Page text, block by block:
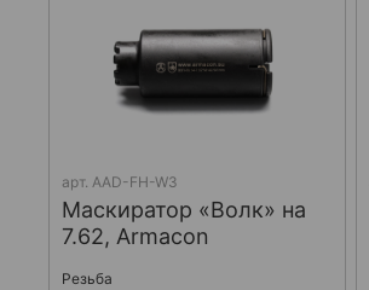
арт. AAD-FH-W3
Маскиратор «Волк» на
7.62, Armacon
Резьба